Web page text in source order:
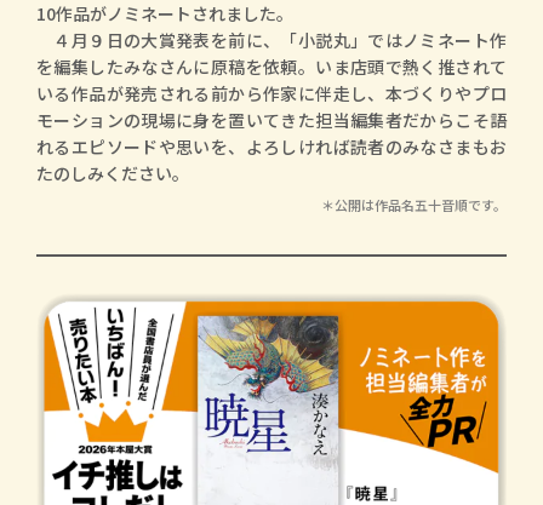
10作品がノミネートされました。
４月９日の大賞発表を前に、「小説丸」ではノミネート作
を編集したみなさんに原稿を依頼。いま店頭で熱く推されて
いる作品が発売される前から作家に伴走し、本づくりやプロ
モーションの現場に身を置いてきた担当編集者だからこそ語
れるエピソードや思いを、よろしければ読者のみなさまもお
たのしみください。
＊公開は作品名五十音順です。